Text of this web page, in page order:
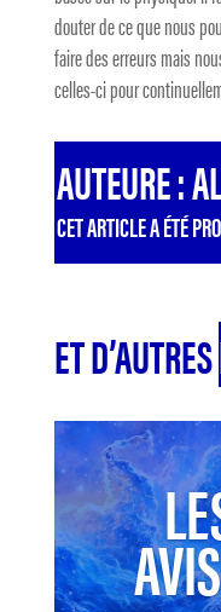
douter de ce que nous
faire des erreurs mais
celles-ci pour
AUTEURE :
CET ARTICLE A ÉTÉ
ET D’AUTRES